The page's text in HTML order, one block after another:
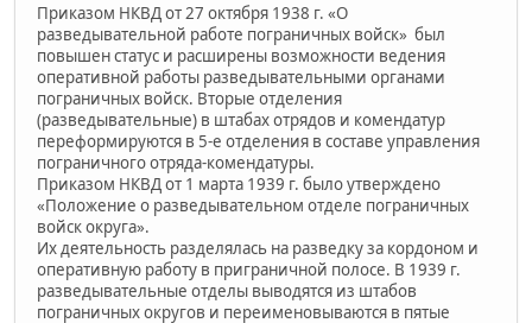
Приказом НКВД от 27 октября 1938 г. «О
разведывательной работе пограничных войск» был
повышен статус и расширены возможности ведения
оперативной работы разведывательными органами
пограничных войск. Вторые отделения
(разведывательные) в штабах отрядов и комендатур
переформируются в 5-е отделения в составе управления
пограничного отряда-комендатуры.
Приказом НКВД от 1 марта 1939 г. было утверждено
«Положение о разведывательном отделе пограничных
войск округа».
Их деятельность разделялась на разведку за кордоном и
оперативную работу в приграничной полосе. В 1939 г.
разведывательные отделы выводятся из штабов
пограничных округов и переименовываются в пятые